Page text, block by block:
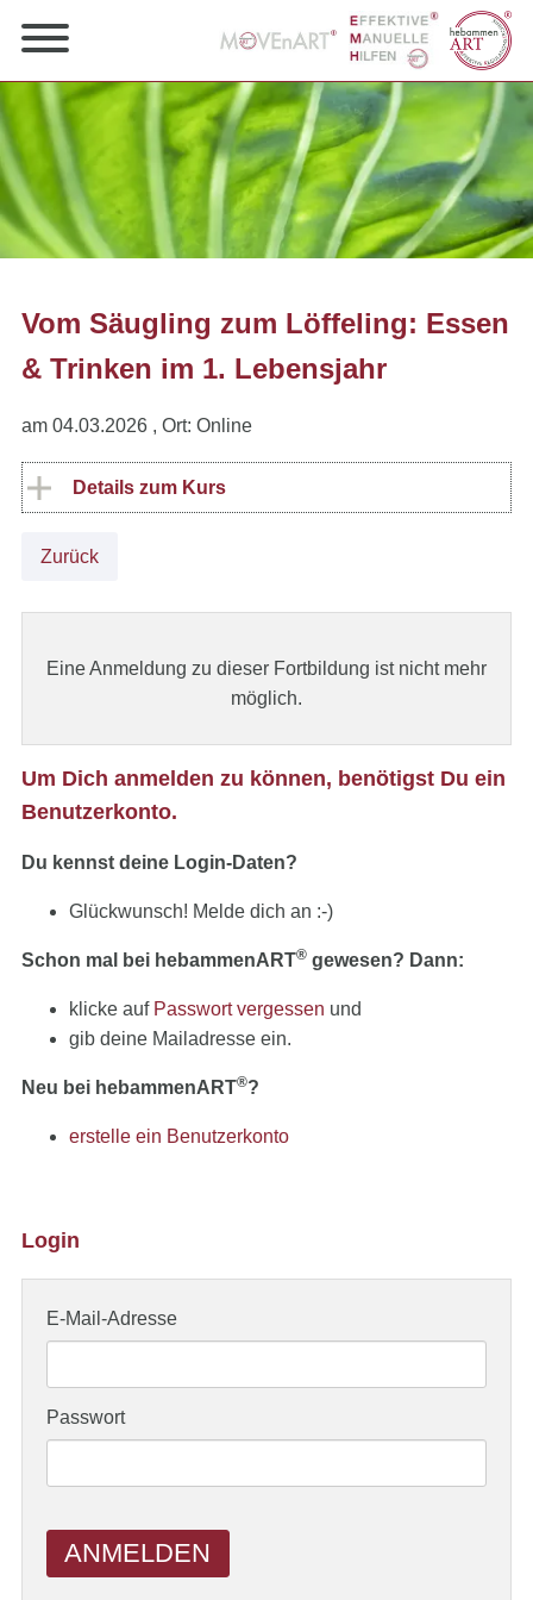
Vom Säugling zum Löffeling: Essen
& Trinken im 1. Lebensjahr
am 04.03.2026 , Ort: Online
Details zum Kurs
Zurück
Eine Anmeldung zu dieser Fortbildung ist nicht mehr
möglich.
Um Dich anmelden zu können, benötigst Du ein
Benutzerkonto.
Du kennst deine Login-Daten?
Glückwunsch! Melde dich an :-)
Schon mal bei hebammenART® gewesen? Dann:
klicke auf Passwort vergessen und
gib deine Mailadresse ein.
Neu bei hebammenART®?
erstelle ein Benutzerkonto
Login
E-Mail-Adresse
Passwort
ANMELDEN